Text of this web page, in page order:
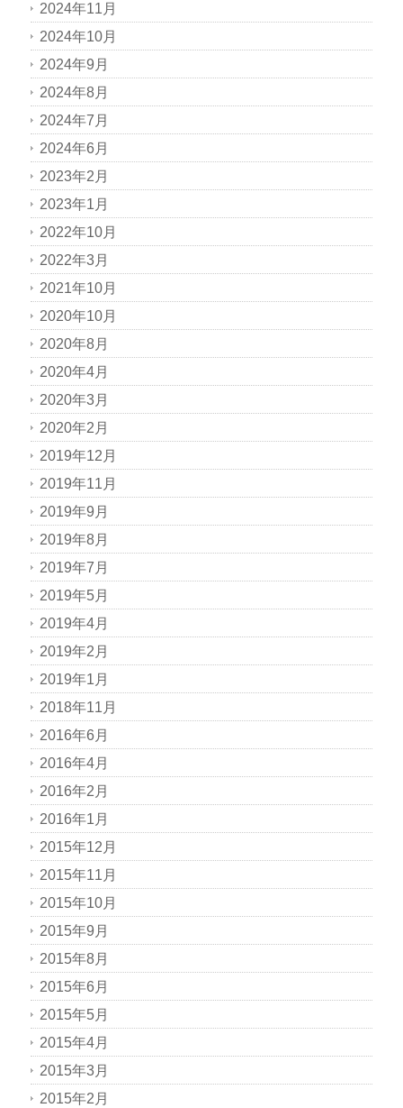
2024年11月
2024年10月
2024年9月
2024年8月
2024年7月
2024年6月
2023年2月
2023年1月
2022年10月
2022年3月
2021年10月
2020年10月
2020年8月
2020年4月
2020年3月
2020年2月
2019年12月
2019年11月
2019年9月
2019年8月
2019年7月
2019年5月
2019年4月
2019年2月
2019年1月
2018年11月
2016年6月
2016年4月
2016年2月
2016年1月
2015年12月
2015年11月
2015年10月
2015年9月
2015年8月
2015年6月
2015年5月
2015年4月
2015年3月
2015年2月